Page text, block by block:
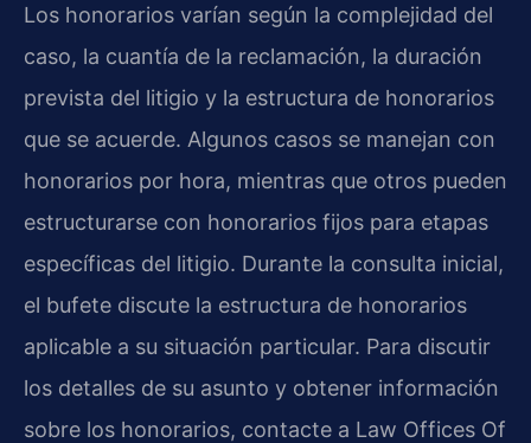
Los honorarios varían según la complejidad del
caso, la cuantía de la reclamación, la duración
prevista del litigio y la estructura de honorarios
que se acuerde. Algunos casos se manejan con
honorarios por hora, mientras que otros pueden
estructurarse con honorarios fijos para etapas
específicas del litigio. Durante la consulta inicial,
el bufete discute la estructura de honorarios
aplicable a su situación particular. Para discutir
los detalles de su asunto y obtener información
sobre los honorarios, contacte a Law Offices Of